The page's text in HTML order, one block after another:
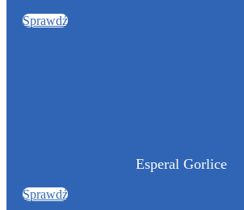
Sprawdź
Esperal Gorlice
Sprawdź